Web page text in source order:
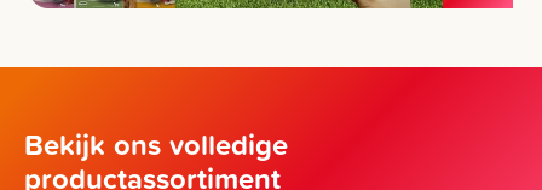
Bekijk ons volledige
productassortiment